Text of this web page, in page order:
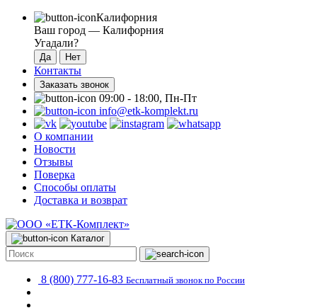
Калифорния
Ваш город — Калифорния
Угадали?
Контакты
Заказать звонок
09:00 - 18:00, Пн-Пт
info@etk-komplekt.ru
О компании
Новости
Отзывы
Поверка
Способы оплаты
Доставка и возврат
Каталог
8 (800) 777-16-83 Бесплатный звонок по России